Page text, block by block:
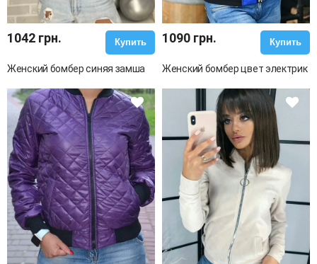
1042 грн. Купить
Женский бомбер синяя замша
1090 грн. Купить
Женский бомбер цвет электрик